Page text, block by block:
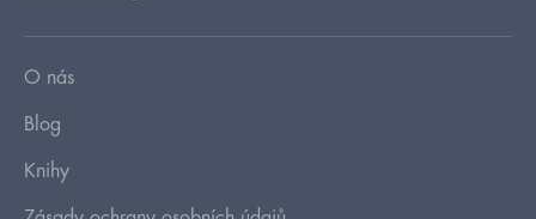
O nás
Blog
Knihy